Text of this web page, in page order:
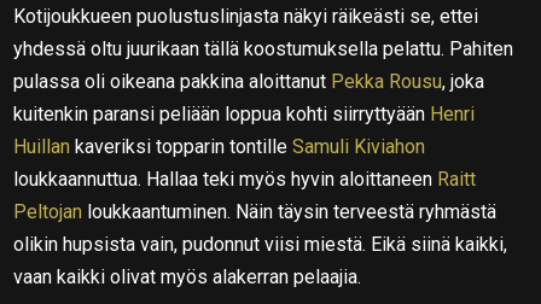
Kotijoukkueen puolustuslinjasta näkyi räikeästi se, ettei
yhdessä oltu juurikaan tällä koostumuksella pelattu. Pahiten
pulassa oli oikeana pakkina aloittanut Pekka Rousu, joka
kuitenkin paransi peliään loppua kohti siirryttyään Henri
Huillan kaveriksi topparin tontilleSamuli Kiviahon
loukkaannuttua. Hallaa teki myös hyvin aloittaneen Raitt
Peltojan loukkaantuminen. Näin täysin terveestä ryhmästä
olikin hupsista vain, pudonnut viisi miestä. Eikä siinä kaikki,
vaan kaikki olivat myös alakerran pelaajia.